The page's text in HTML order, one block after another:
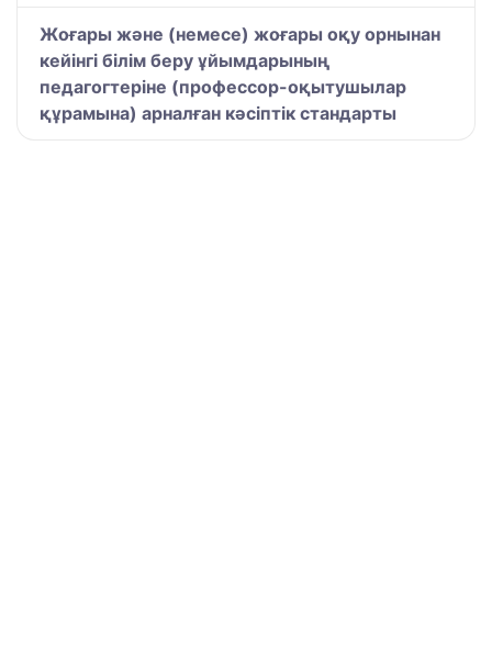
Жоғары және (немесе) жоғары оқу орнынан
кейінгі білім беру ұйымдарының
педагогтеріне (профессор-оқытушылар
құрамына) арналған кәсіптік стандарты